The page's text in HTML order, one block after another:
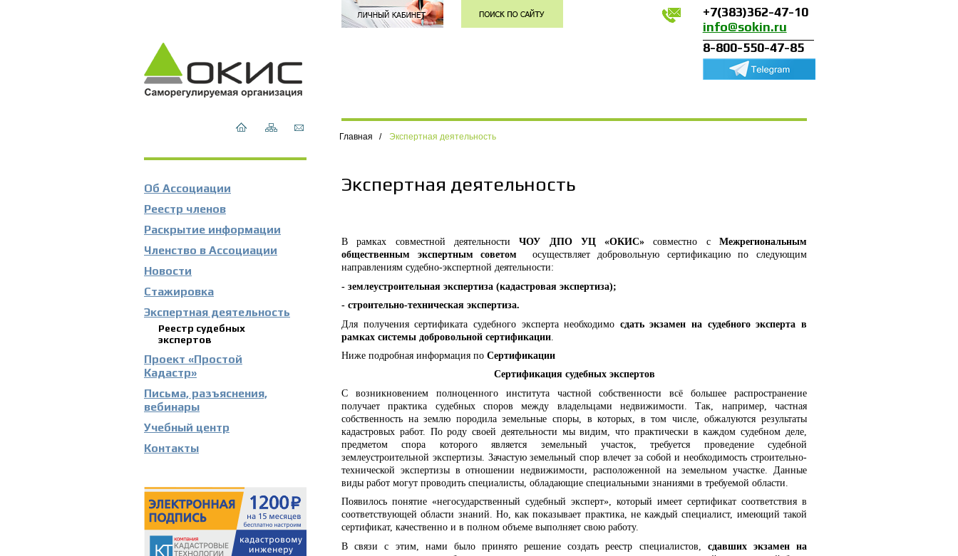
Об Ассоциации
Реестр членов
Раскрытие информации
Членство в Ассоциации
Новости
Стажировка
Экспертная деятельность
Реестр судебных
экспертов
Проект «Простой
Кадастр»
Письма, разъяснения,
вебинары
Учебный центр
Контакты
+7(383)362-47-10
info@sokin.ru
8-800-550-47-85
Главная / Экспертная деятельность
Экспертная деятельность
В рамках совместной деятельностиЧОУ ДПО УЦ «ОКИС»совместно сМежрегиональным
общественным экспертным советом
осуществляет добровольную сертификацию по следующим
направлениям судебно-экспертной деятельности:
- землеустроительная экспертиза (кадастровая экспертиза);
- строительно-техническая экспертиза.
Для получения сертификата судебного эксперта необходимо сдать экзамен на судебного эксперта в
рамках системы добровольной сертификации
Ниже подробная информация поСертификации
Сертификация судебных экспертов
С возникновением полноценного института частной собственности всё большее распространение
получает практика судебных споров между владельцами недвижимости. Так, например, частная
собственность на землю породила земельные споры, в которых, в том числе, обжалуются результаты
кадастровых работ. По роду своей деятельности мы видим, что практически в каждом судебном деле,
предметом спора которого является земельный участок, требуется проведение судебной
землеустроительной экспертизы. Зачастую земельный спор влечет за собой и необходимость строительно-
технической экспертизы в отношении недвижимости, расположенной на земельном участке. Данные
виды работ могут проводить специалисты, обладающие специальными знаниями в требуемой области.
Появилось понятие «негосударственный судебный эксперт», который имеет сертификат соответствия в
соответствующей области знаний. Но, как показывает практика, не каждый специалист, имеющий такой
сертификат, качественно и в полном объеме выполняет свою работу.
В связи с этим, нами было принято решение создать реестр специалистов, сдавших экзамен на